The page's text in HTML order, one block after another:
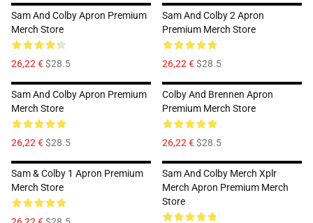
Sam And Colby Apron Premium
Merch Store
26,22 €$28.5
Sam And Colby 2 Apron
Premium Merch Store
26,22 €$28.5
Sam And Colby Apron Premium
Merch Store
26,22 €$28.5
Colby And Brennen Apron
Premium Merch Store
26,22 €$28.5
Sam & Colby 1 Apron Premium
Merch Store
Sam And Colby Merch Xplr
Merch Apron Premium Merch
Store